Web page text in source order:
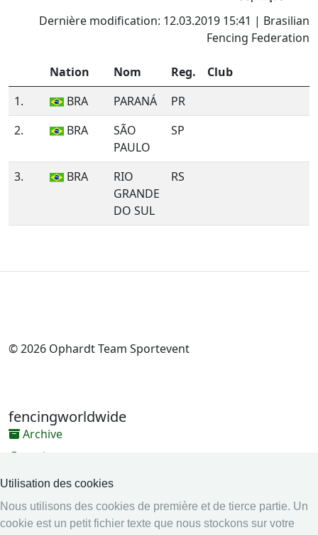
Utilisation des cookies
Nous utilisons des cookies de première et de tierce partie. Un
cookie est un petit fichier texte que nous stockons sur votre
Dernière modification: 12.03.2019 15:41 | Brasilian
Fencing Federation
Nation Nom Reg.
Club
1.
BRA PARANÁ
PR
2.
BRA
SÃO
PAULO
SP
3. BRA
RIO
GRANDE
DO SUL
RS
© 2026 Ophardt Team Sportevent
fencingworldwide
Archive
Vidéos
Médias
Système en ligne
Système en ligne